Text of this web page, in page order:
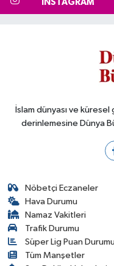
INSTAGRAM
İslam dünyası ve
derinlemesine Dünya
Nöbetçi Eczaneler
Hava Durumu
Namaz Vakitleri
Trafik Durumu
Süper Lig Puan
Tüm Manşetler